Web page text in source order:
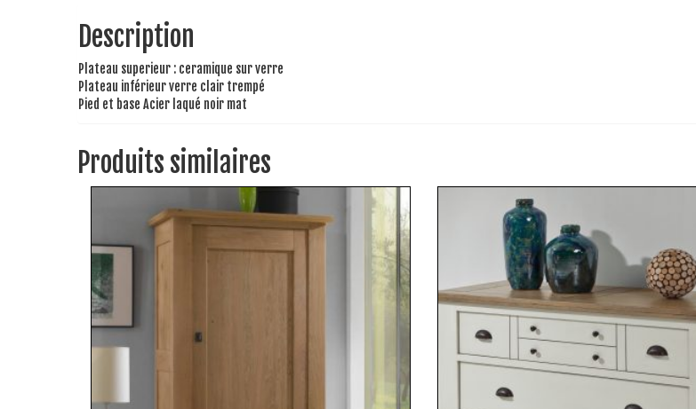
Description
Plateau superieur : ceramique sur verre
Plateau inférieur verre clair trempé
Pied et base Acier laqué noir mat
Produits similaires